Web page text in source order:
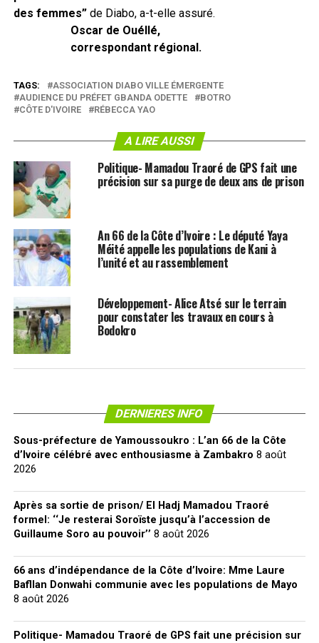
des femmes”de Diabo, a-t-elle assuré.
Oscar de Ouéllé,
correspondant régional.
TAGS:
ASSOCIATION DIABO VILLE ÉMERGENTE
AUDIENCE DU PRÉFET GBANDA ODETTE
BOTRO
CÔTE D'IVOIRE
RÉBECCA YAO
A LIRE AUSSI
Politique- Mamadou Traoré de GPS fait une
précision sur sa purge de deux ans de prison
An 66 de la Côte d’Ivoire : Le député Yaya
Méité appelle les populations de Kani à
l’unité et au rassemblement
Développement- Alice Atsé sur le terrain
pour constater les travaux en cours à
Bodokro
DERNIERES INFO
Sous-préfecture de Yamoussoukro : L’an 66 de la Côte
d’Ivoire célébré avec enthousiasme à Zambakro 8 août
2026
Après sa sortie de prison/ El Hadj Mamadou Traoré
formel: ‘‘Je resterai Soroïste jusqu’à l’accession de
Guillaume Soro au pouvoir’’ 8 août 2026
66 ans d’indépendance de la Côte d’Ivoire: Mme Laure
Bafllan Donwahi communie avec les populations de Mayo
8 août 2026
Politique- Mamadou Traoré de GPS fait une précision sur